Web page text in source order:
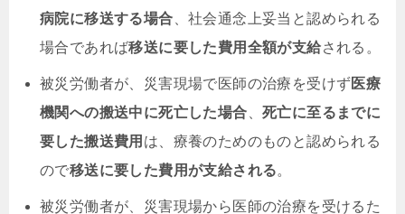
病院に移送する場合、社会通念上妥当と認められる
場合であれば移送に要した費用全額が支給される。
被災労働者が、災害現場で医師の治療を受けず医療
機関への搬送中に死亡した場合、死亡に至るまでに
要した搬送費用 は、療養のためのものと認められる
ので移送に要した費用が支給される。
被災労働者が、災害現場から医師の治療を受けるた